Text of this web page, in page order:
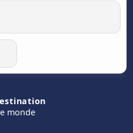
monde